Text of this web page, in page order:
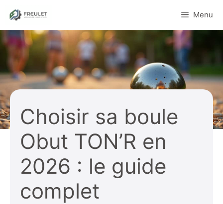
contenu
Menu
Choisir sa boule
Obut TON’R en
2026 : le guide
complet